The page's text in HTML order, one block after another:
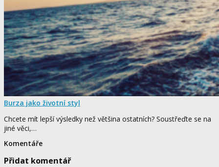
Burza jako životní styl
Chcete mít lepší výsledky než většina ostatních? Soustřeďte se na
jiné věci,…
Komentáře
Přidat komentář